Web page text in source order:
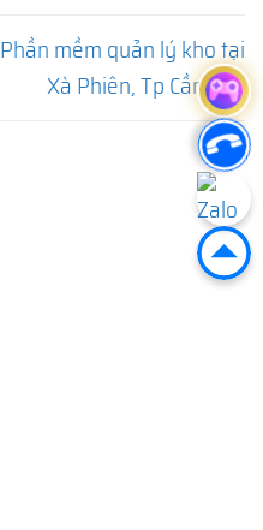
Phần mềm quản lý kho tại
Xà Phiên, Tp Cần Thơ